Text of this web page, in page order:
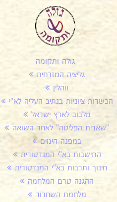
גולה ותקומה
גליציה המזרחית
ווהלין
הכשרות ציוניות בנתיב העליה לא"י
מלבוב לארץ ישראל
"שארית הפליטה" לאחר השואה
במפנה הימים
התישבות בא"י המנדטורית
חינוך ותרבות בא"י המנדטורית
ההגנה טרם המלחמה
מלחמת השחרור